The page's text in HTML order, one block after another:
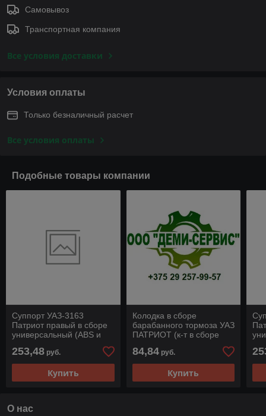
Самовывоз
Транспортная компания
Все условия доставки
Условия оплаты
Только безналичный расчет
Все условия оплаты
Подобные товары компании
Суппорт УАЗ-3163
Патриот правый в сборе
универсальный (ABS и
колодками) (Аналоги:
253,48 руб.
Купить
Колодка в сборе
барабанного тормоза УАЗ
ПАТРИОТ (к-т в сборе
84,84руб.
Купить
О нас